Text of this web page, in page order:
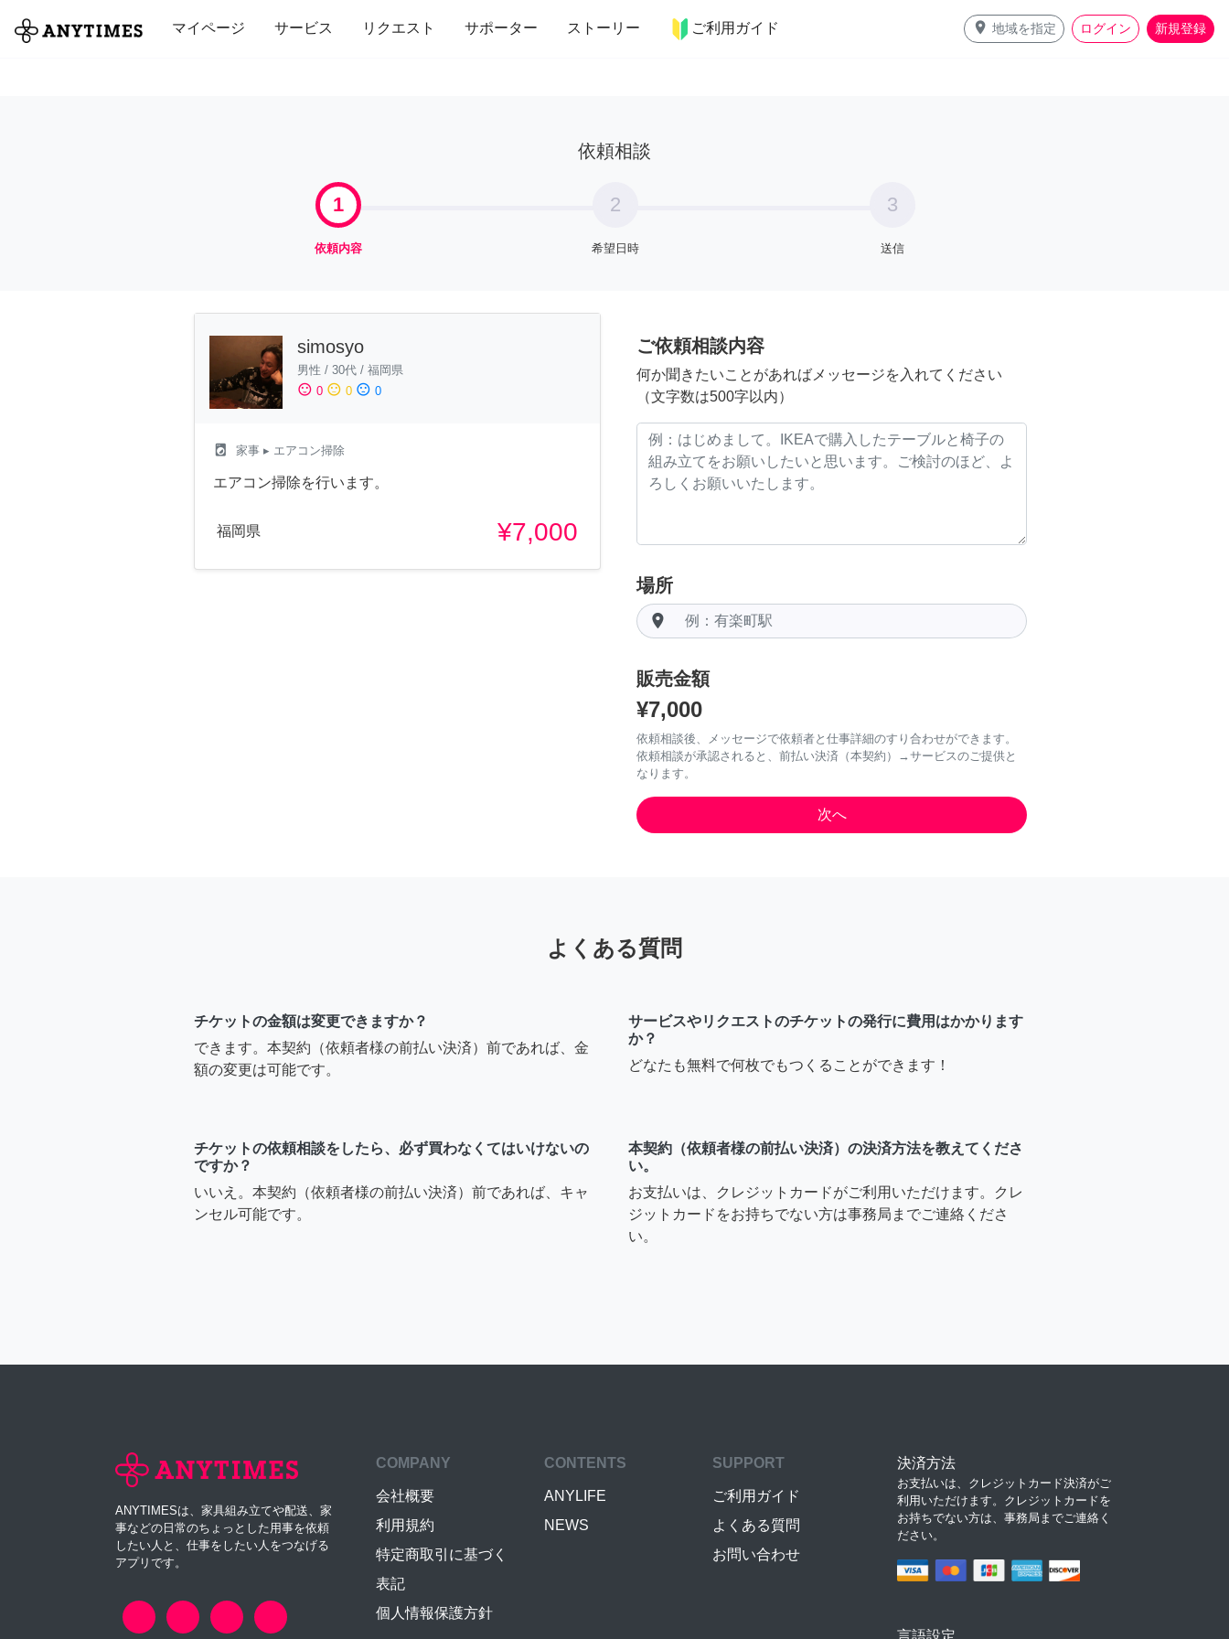
マイページ サービス リクエスト サポーター ストーリー ご利用ガイド place 地域を指定 ログイン 新規登録
全て 修理・組立 家事 引っ越し インテリア 趣味・習い事 ペット 料理
依頼相談
1
依頼内容
2
希望日時
3
送信
simosyo
男性 / 30代 / 福岡県
sentiment_satisfied 0 sentiment_neutral 0 sentiment_dissatisfied 0
local_laundry_service 家事 ▸ エアコン掃除
エアコン掃除を行います。
福岡県 ¥7,000
ご依頼相談内容
何か聞きたいことがあればメッセージを入れてください
（文字数は500字以内）
場所
room
販売金額
¥7,000
依頼相談後、メッセージで依頼者と仕事詳細のすり合わせができます。
依頼相談が承認されると、前払い決済（本契約）→サービスのご提供と
なります。
よくある質問
チケットの金額は変更できますか？
できます。本契約（依頼者様の前払い決済）前であれば、金
額の変更は可能です。
サービスやリクエストのチケットの発行に費用はかかります
か？
どなたも無料で何枚でもつくることができます！
チケットの依頼相談をしたら、必ず買わなくてはいけないの
ですか？
いいえ。本契約（依頼者様の前払い決済）前であれば、キャ
ンセル可能です。
本契約（依頼者様の前払い決済）の決済方法を教えてくださ
い。
お支払いは、クレジットカードがご利用いただけます。クレ
ジットカードをお持ちでない方は事務局までご連絡くださ
い。
ANYTIMESは、家具組み立てや配送、家
事などの日常のちょっとした用事を依頼
したい人と、仕事をしたい人をつなげる
アプリです。
COMPANY
会社概要
利用規約
特定商取引に基づく
表記
個人情報保護方針
CONTENTS
ANYLIFE
NEWS
SUPPORT
ご利用ガイド
よくある質問
お問い合わせ
決済方法
お支払いは、クレジットカード決済がご
利用いただけます。クレジットカードを
お持ちでない方は、事務局までご連絡く
ださい。
言語設定